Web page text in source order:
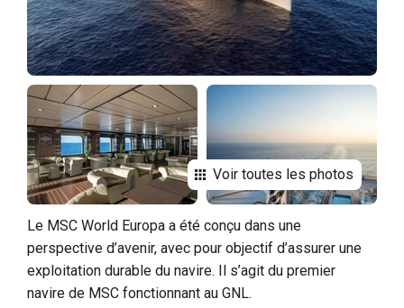
Voir toutes les photos
Le MSC World Europa a été conçu dans une
perspective d’avenir, avec pour objectif d’assurer une
exploitation durable du navire. Il s’agit du premier
navire de MSC fonctionnant au GNL.